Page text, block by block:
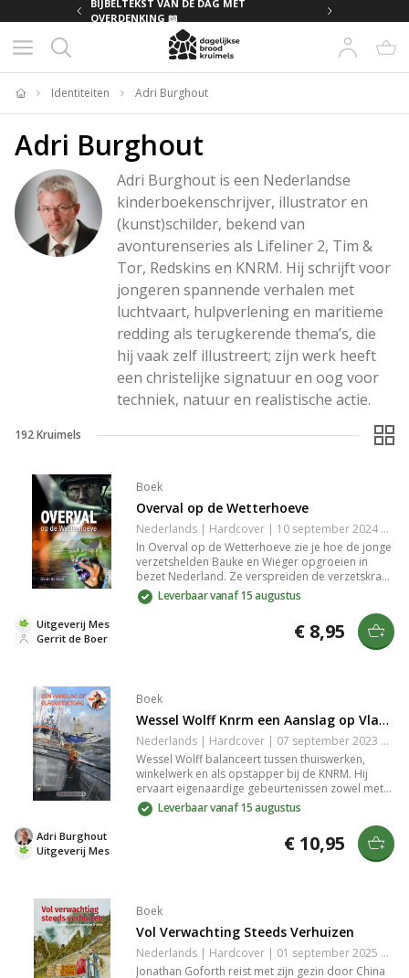
BIJBELTEKST VAN DE DAG MET
OVERDENKING 📖
Home
Identiteiten Adri Burghout
Adri Burghout
Adri Burghout is een Nederlandse
kinderboekenschrijver, illustrator en
(kunst)schilder, bekend van
avonturenseries als Lifeliner 2, Tim &
Tor, Redskins en KNRM. Hij schrijft voor
jongeren spannende verhalen met
luchtvaart, hulpverlening en maritieme
redding als terugkerende thema’s, die
hij vaak zelf illustreert; zijn werk heeft
een christelijke signatuur en oog voor
techniek, natuur en realistische actie.
192Kruimels
Boek
Overval op de Wetterhoeve
Nederlands | Hardcover | 10 september 2024 | 96 pagina's | 9789059524637
In Overval op de Wetterhoeve zie je hoe de jonge
verzetshelden Bauke en Wieger opgroeien in
bezet Nederland. Ze verspreiden de verzetskrant,
helpen bij bevrijdingsacties en worden
geconfronteerd met de harde realiteit van
oorlog. Ontdek een spannend verhaal vol moed,
vriendschap en verlies te midden van dreiging en
Leverbaar vanaf 15 augustus
Gerrit de Boer
Uitgeverij Mes € 8,95
Boek
Wessel Wolff Knrm een Aanslag op Vlaggetjesdag
Nederlands | Hardcover | 07 september 2023 | 172 pagina's | 9789059524309
Wessel Wolff balanceert tussen thuiswerken,
winkelwerk en als opstapper bij de KNRM. Hij
ervaart eigenaardige gebeurtenissen zowel met
de KNRM-boot de Kitty als in zijn leven.
Dreigementen en een mysterieuze club zorgen
voor een ongekende ontknoping, terwijl zijn
relatie met Sally op een beslissend punt komt.
Leverbaar vanaf 15 augustus
Uitgeverij Mes
Adri Burghout € 10,95
Boek
Vol Verwachting Steeds Verhuizen
Nederlands | Hardcover | 01 september 2025 | 112 pagina's | 9789402912623
Jonathan Goforth reist met zijn gezin door China